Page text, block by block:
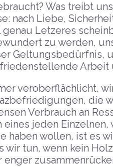
Was treibt
nach Liebe,
genau Letzeres
zu werden,
Geltungsbedürfnis,
Arbeit
veroberflächlicht,
die
Verbrauch an
jeden
haben wollen, ist es
wir tun, wenn kein